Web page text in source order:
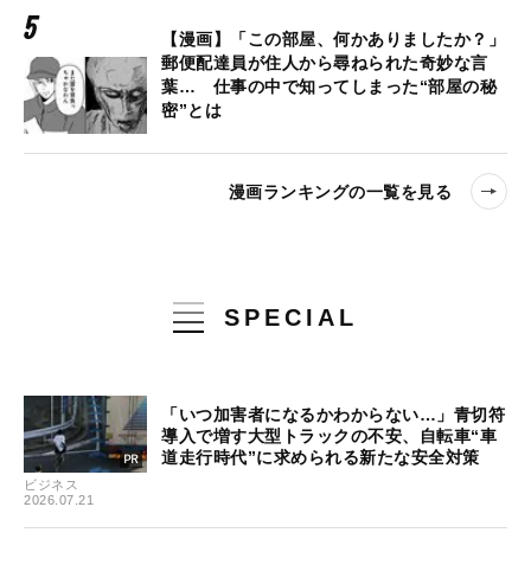
【漫画】「この部屋、何かありましたか？」
郵便配達員が住人から尋ねられた奇妙な言
葉… 仕事の中で知ってしまった“部屋の秘
密”とは
漫画ランキングの一覧を見る
SPECIAL
ビジネス
2026.07.21
「いつ加害者になるかわからない…」青切符
導入で増す大型トラックの不安、自転車“車
道走行時代”に求められる新たな安全対策